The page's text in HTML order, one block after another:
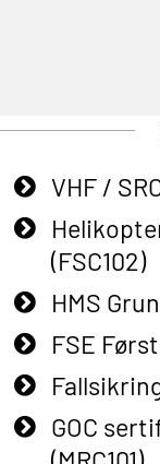
VHF /
(FSC102)
HMS
FSE
GOC